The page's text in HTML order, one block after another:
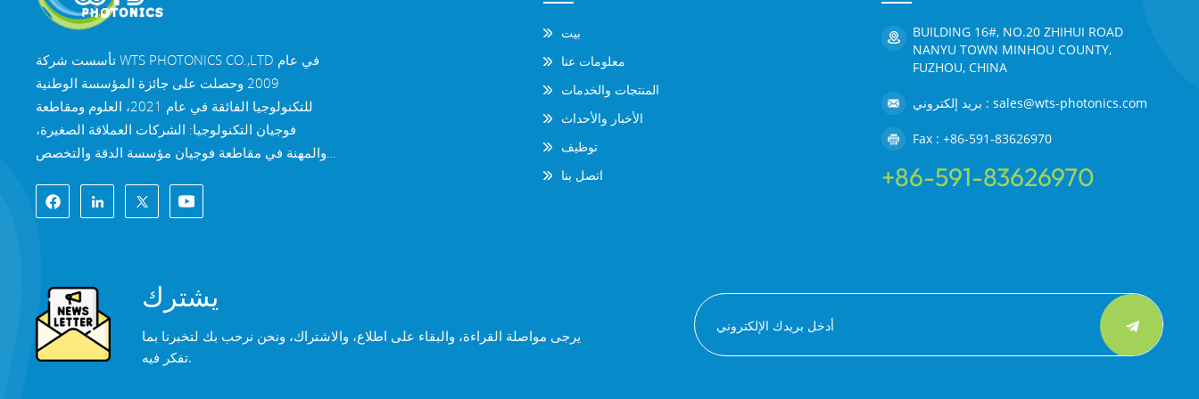
تأسست شركة WTS PHOTONICS CO.,LTD في عام
2009 وحصلت على جائزة المؤسسة الوطنية
للتكنولوجيا الفائقة في عام 2021، العلوم ومقاطعة
فوجيان التكنولوجيا: الشركات العملاقة الصغيرة،
والمهنة في مقاطعة فوجيان مؤسسة الدقة والتخصص
الساحلية الجميلة الواقعة في جنوب شرق الصين، وهي
مدينة بصرية شهيرة. تمتلك شركة WTS 11000 متر
نظام الطلاء، ونظام التجميع، ونظام مراقبة الجودة.
توفر WTS العملاء مع حلول شاملة للبحث والتطوير
والتصميم والتصنيع المكونات البصرية عالية الدقة،
عدسات التصوير البصري عالية الدقة، ومكونات الليزر
بيت
معلومات عنا
المنتجات والخدمات
الأخبار والأحداث
توظيف
اتصل بنا
BUILDING 16#, NO.20 ZHIHUI ROAD
NANYU TOWN MINHOU COUNTY,
FUZHOU, CHINA
بريد إلكتروني : sales@wts-photonics.com
Fax : +86-591-83626970
+86-591-83626970
يشترك
يرجى مواصلة القراءة، والبقاء على اطلاع، والاشتراك، ونحن نرحب بك لتخبرنا بما
تفكر فيه.